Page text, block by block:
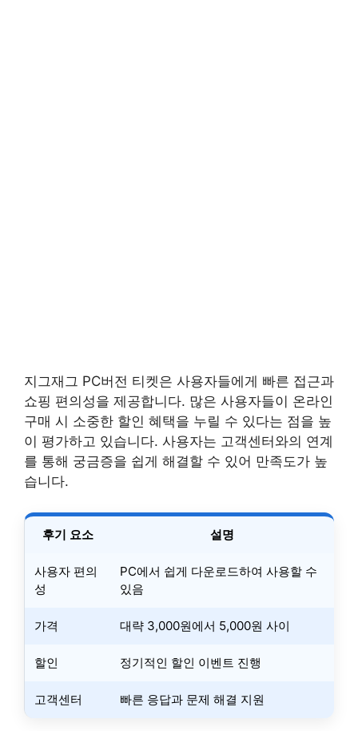
지그재그 PC버전 티켓은 사용자들에게 빠른 접근과
쇼핑 편의성을 제공합니다. 많은 사용자들이 온라인
구매 시 소중한 할인 혜택을 누릴 수 있다는 점을 높
이 평가하고 있습니다. 사용자는 고객센터와의 연계
를 통해 궁금증을 쉽게 해결할 수 있어 만족도가 높
습니다.
후기 요소 설명
사용자 편의
성
PC에서 쉽게 다운로드하여 사용할 수
있음
가격 대략 3,000원에서 5,000원 사이
할인 정기적인 할인 이벤트 진행
고객센터 빠른 응답과 문제 해결 지원